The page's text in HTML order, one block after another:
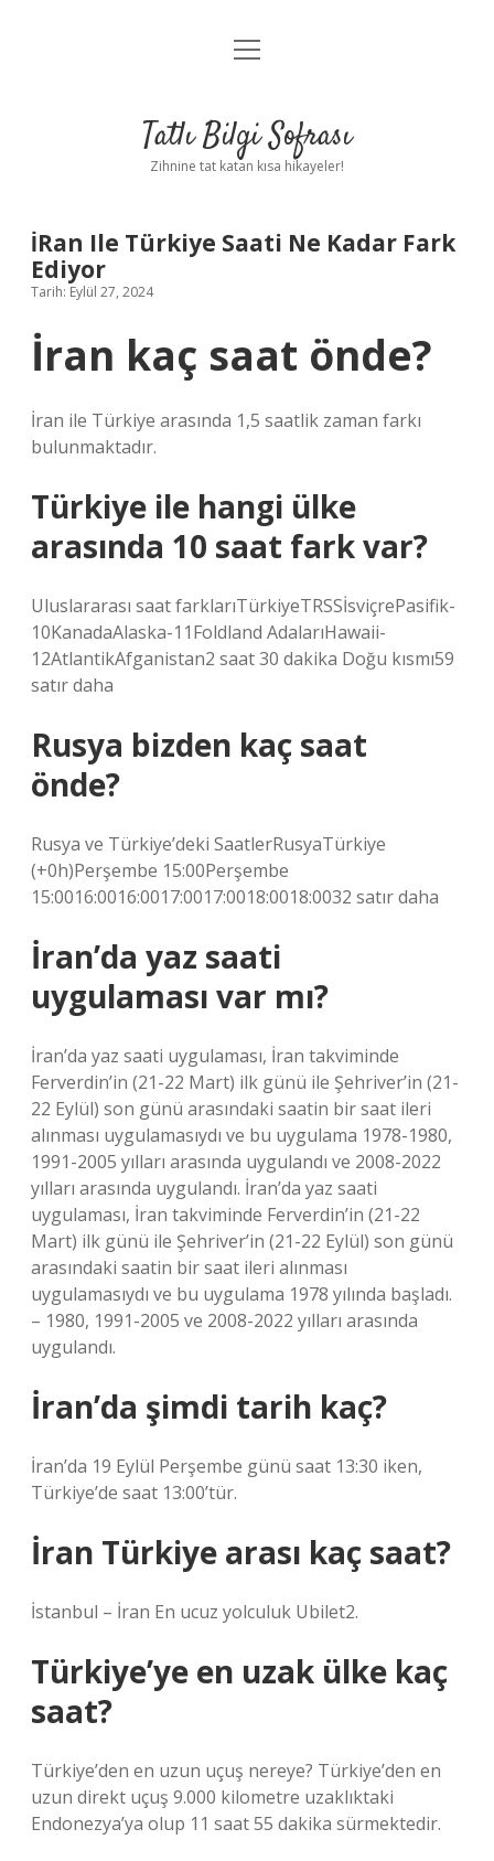
Anasayfa
Yasal Uyarı
menüyü
Tatlı Bilgi Sofrası
Zihnine tat katan kısa hikayeler!
İRan Ile Türkiye Saati Ne Kadar Fark
Ediyor
Tarih: Eylül 27, 2024
İran kaç saat önde?
İran ile Türkiye arasında 1,5 saatlik zaman farkı
bulunmaktadır.
Türkiye ile hangi ülke
arasında 10 saat fark var?
Uluslararası saat farklarıTürkiyeTRSSİsviçrePasifik-
10KanadaAlaska-11Foldland AdalarıHawaii-
12AtlantikAfganistan2 saat 30 dakika Doğu kısmı59
satır daha
Rusya bizden kaç saat
önde?
Rusya ve Türkiye’deki SaatlerRusyaTürkiye
(+0h)Perşembe 15:00Perşembe
15:0016:0016:0017:0017:0018:0018:0032 satır daha
İran’da yaz saati
uygulaması var mı?
İran’da yaz saati uygulaması, İran takviminde
Ferverdin’in (21-22 Mart) ilk günü ile Şehriver’in (21-
22 Eylül) son günü arasındaki saatin bir saat ileri
alınması uygulamasıydı ve bu uygulama 1978-1980,
1991-2005 yılları arasında uygulandı ve 2008-2022
yılları arasında uygulandı. İran’da yaz saati
uygulaması, İran takviminde Ferverdin’in (21-22
Mart) ilk günü ile Şehriver’in (21-22 Eylül) son günü
arasındaki saatin bir saat ileri alınması
uygulamasıydı ve bu uygulama 1978 yılında başladı.
– 1980, 1991-2005 ve 2008-2022 yılları arasında
uygulandı.
İran’da şimdi tarih kaç?
İran’da 19 Eylül Perşembe günü saat 13:30 iken,
Türkiye’de saat 13:00’tür.
İran Türkiye arası kaç saat?
İstanbul – İran En ucuz yolculuk Ubilet2.
Türkiye’ye en uzak ülke kaç
saat?
Türkiye’den en uzun uçuş nereye? Türkiye’den en
uzun direkt uçuş 9.000 kilometre uzaklıktaki
Endonezya’ya olup 11 saat 55 dakika sürmektedir.